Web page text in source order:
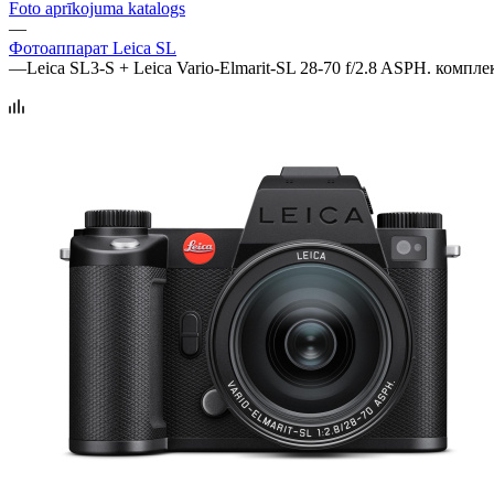
Foto aprīkojuma katalogs
—
Фотоаппарат Leica SL
—Leica SL3-S + Leica Vario-Elmarit-SL 28-70 f/2.8 ASPH.